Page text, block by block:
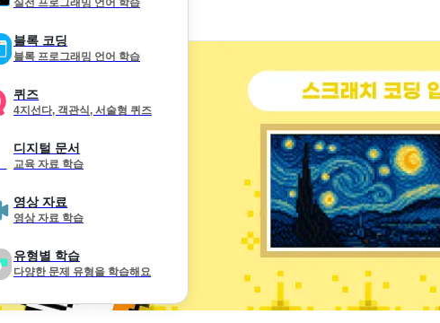
실전 프로그래밍 언어 학습
블록 코딩
블록 프로그래밍 언어 학습
퀴즈
4지선다, 객관식, 서술형 퀴즈
디지털 문서
교육 자료 학습
영상 자료
영상 자료 학습
유형별 학습
다양한 문제 유형을 학습해요